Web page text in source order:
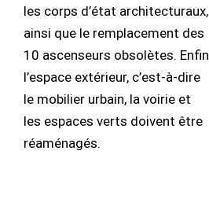
les corps d’état architecturaux,
ainsi que le remplacement des
10 ascenseurs obsolètes. Enfin
l’espace extérieur, c’est-à-dire
le mobilier urbain, la voirie et
les espaces verts doivent être
réaménagés.